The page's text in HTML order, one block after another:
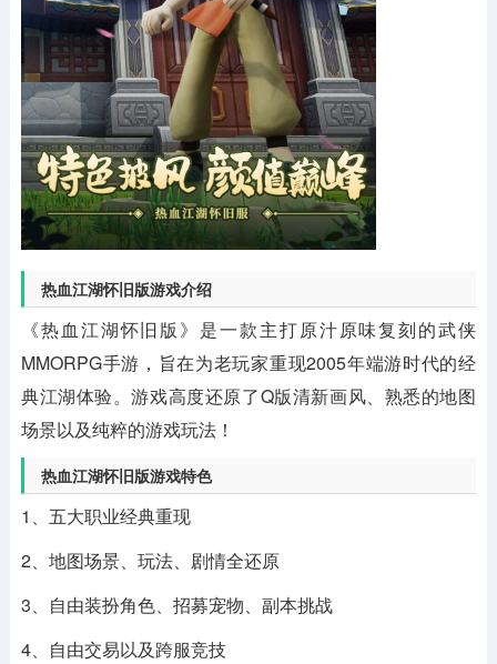
热血江湖怀旧版游戏介绍
《热血江湖怀旧版》是一款主打原汁原味复刻的武侠
MMORPG手游，旨在为老玩家重现2005年端游时代的经
典江湖体验。游戏高度还原了Q版清新画风、熟悉的地图
场景以及纯粹的游戏玩法！
热血江湖怀旧版游戏特色
1、五大职业经典重现
2、地图场景、玩法、剧情全还原
3、自由装扮角色、招募宠物、副本挑战
4、自由交易以及跨服竞技